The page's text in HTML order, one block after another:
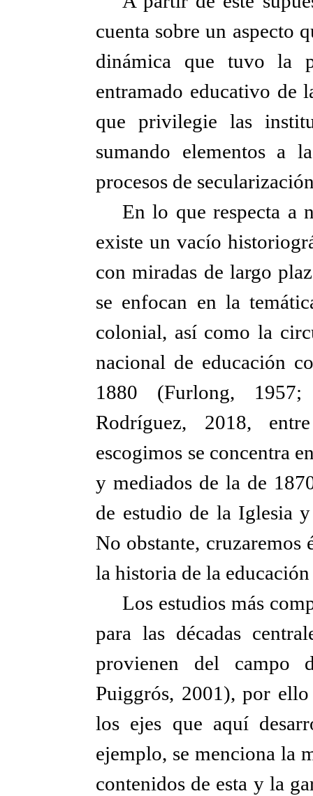
cuenta sobre un aspecto
dinámica que tuvo la
entramado educativo de
que privilegie las
sumando elementos a
procesos de
En lo que respecta a
existe un vacío
con miradas de largo
se enfocan en la
colonial, así como la
nacional de educación
1880 (Furlong,
Rodríguez, 2018,
escogimos se concentra
y mediados de la de
de estudio de la Iglesia
No obstante, cruzaremos
la historia de la
Los estudios más
para las décadas
provienen del campo
Puiggrós, 2001), por
los ejes que aquí
ejemplo, se menciona la
contenidos de esta y la